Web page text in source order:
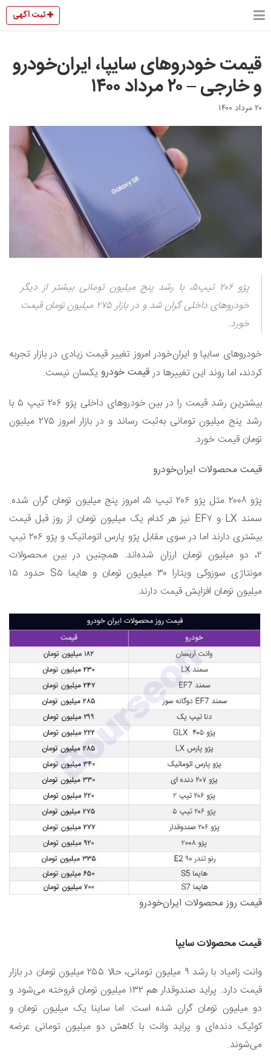
ثبت آگهی
قیمت خودروهای سایپا، ایران‌خودرو
و خارجی – ۲۰ مرداد ۱۴۰۰
۲۰ مرداد ۱۴۰۰
پژو ۲۰۶ تیپ۵، با رشد پنج میلیون تومانی بیشتر از دیگر
خودرو‌های داخلی گران شد و در بازار ۲۷۵ میلیون تومان قیمت
خورد.
خودرو‌های سایپا و ایران‌خودر امروز تغییر قیمت زیادی در بازار تجربه
کردند، اما روند این تغییر‌ها درقیمت خودرو یکسان نیست.
بیشترین رشد قیمت را در بین خودرو‌های داخلی پژو ۲۰۶ تیپ ۵ با
رشد پنج میلیون تومانی به‌ثبت رساند و در بازار امروز ۲۷۵ میلیون
تومان قیمت خورد.
قیمت محصولات ایران‌خودرو
پژو ۲۰۰۸ مثل پژو ۲۰۶ تیپ ۵، امروز پنج میلیون تومان گران شده.
سمند LX و EF۷ نیز هر کدام یک میلیون تومان از روز قبل قیمت
بیشتری دارند اما در سوی مقابل پژو پارس اتوماتیک و پژو ۲۰۶ تیپ
۲، دو میلیون تومان ارزان شده‌اند. همچنین در بین محصولات
مونتاژی سوزوکی ویتارا ۳۰ میلیون تومان و هایما S۵ حدود ۱۵
میلیون تومان افزایش قیمت دارند.
قیمت روز محصولات ایران‌خودرو
قیمت محصولات سایپا
وانت زامیاد با رشد ۹ میلیون تومانی، حالا ۲۵۵ میلیون تومان در بازار
قیمت دارد. پراید صندوقدار هم ۱۳۲ میلیون تومان فروخته می‌شود و
دو میلیون تومان گران شده است. اما ساینا یک میلیون تومان و
کوئیک دنده‌ای و پراید وانت با کاهش دو میلیون تومانی عرضه
می‌شوند.